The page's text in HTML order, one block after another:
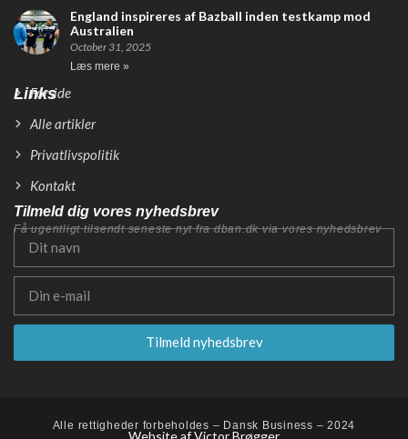
England inspireres af Bazball inden testkamp mod
Australien
October 31, 2025
Læs mere »
Links
Forside
Alle artikler
Privatlivspolitik
Kontakt
Tilmeld dig vores nyhedsbrev
Få ugentligt tilsendt seneste nyt fra dban.dk via vores nyhedsbrev
Tilmeld nyhedsbrev
Alle rettigheder forbeholdes – Dansk Business – 2024
Website af Victor Brøgger